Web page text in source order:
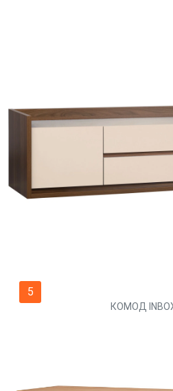
5
КОМОД